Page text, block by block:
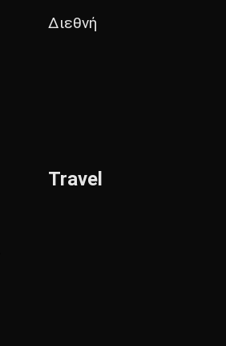
Διεθνή
Travel